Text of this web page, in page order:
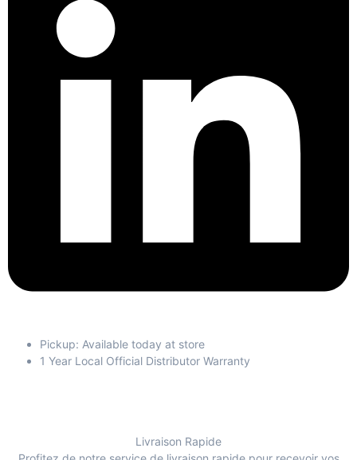
Pickup: Available today at store
1 Year Local Official Distributor Warranty
Livraison Rapide